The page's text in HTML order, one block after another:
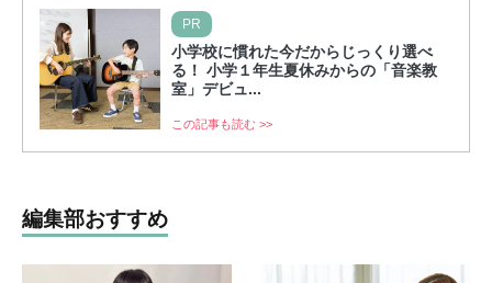
PR
小学校に慣れた今だからじっくり選べ
る！ 小学１年生夏休みからの「音楽教
室」デビュ...
この記事も読む >>
編集部おすすめ